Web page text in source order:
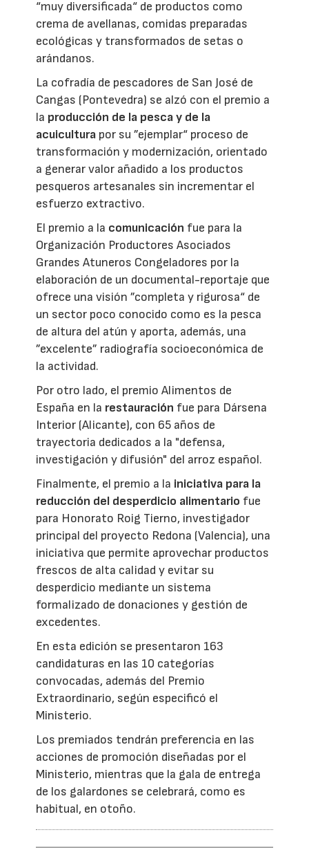
“muy diversificada“ de productos como
crema de avellanas, comidas preparadas
ecológicas y transformados de setas o
arándanos.
La cofradía de pescadores de San José de
Cangas (Pontevedra) se alzó con el premio a
la producción de la pesca y de la
acuicultura por su ”ejemplar“ proceso de
transformación y modernización, orientado
a generar valor añadido a los productos
pesqueros artesanales sin incrementar el
esfuerzo extractivo.
El premio a la comunicación fue para la
Organización Productores Asociados
Grandes Atuneros Congeladores por la
elaboración de un documental-reportaje que
ofrece una visión ”completa y rigurosa“ de
un sector poco conocido como es la pesca
de altura del atún y aporta, además, una
”excelente” radiografía socioeconómica de
la actividad.
Por otro lado, el premio Alimentos de
España en la restauración fue para Dársena
Interior (Alicante), con 65 años de
trayectoria dedicados a la "defensa,
investigación y difusión" del arroz español.
Finalmente, el premio a la iniciativa para la
reducción del desperdicio alimentario fue
para Honorato Roig Tierno, investigador
principal del proyecto Redona (Valencia), una
iniciativa que permite aprovechar productos
frescos de alta calidad y evitar su
desperdicio mediante un sistema
formalizado de donaciones y gestión de
excedentes.
En esta edición se presentaron 163
candidaturas en las 10 categorías
convocadas, además del Premio
Extraordinario, según especificó el
Ministerio.
Los premiados tendrán preferencia en las
acciones de promoción diseñadas por el
Ministerio, mientras que la gala de entrega
de los galardones se celebrará, como es
habitual, en otoño.